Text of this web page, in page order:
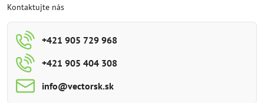
Kontaktujte nás
+421 905 729 968
+421 905 404 308
info​@vectorsk​.sk